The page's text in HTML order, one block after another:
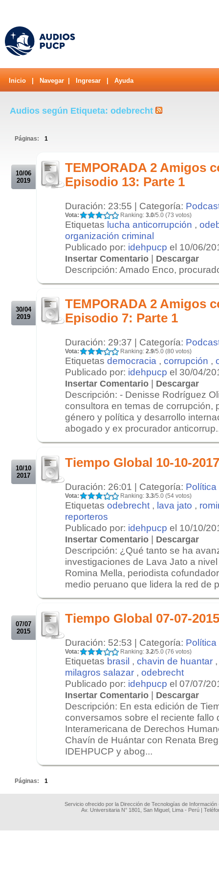
Inicio Navegar Ingresar Ayuda
Audios según Etiqueta: odebrecht
Páginas: 1
10/06
2019
TEMPORADA 2 Amigos
Episodio 13: Parte 1
Duración: 23:55 | Categoría:
Vota: Ranking: 3.0/5.0 (73 votos)
Etiquetas lucha anticorrupción ,
organización criminal
Publicado por: idehpucp el 10/06/
Insertar Comentario | Descargar
Descripción: Amado Enco,
30/04
2019
TEMPORADA 2 Amigos
Episodio 7: Parte 1
Duración: 29:37 | Categoría:
Vota: Ranking: 2.9/5.0 (80 votos)
Etiquetas democracia , corrupción ,
Publicado por: idehpucp el 30/04/
Insertar Comentario | Descargar
Descripción: - Denisse Rodríguez
consultora en temas de corrupción,
género y política y desarrollo
abogado y ex procurador
10/10
2017
Tiempo Global 10-10-
Duración: 26:01 | Categoría: Política
Vota: Ranking: 3.3/5.0 (54 votos)
Etiquetas odebrecht , lava jato ,
reporteros
Publicado por: idehpucp el 10/10/
Insertar Comentario | Descargar
Descripción: ¿Qué tanto se ha
investigaciones de Lava Jato a
Romina Mella, periodista
medio peruano que lidera la red de
07/07
2015
Tiempo Global 07-07-2015
Duración: 52:53 | Categoría: Política
Vota: Ranking: 3.2/5.0 (76 votos)
Etiquetas brasil , chavin de huantar
milagros salazar , odebrecht
Publicado por: idehpucp el 07/07/
Insertar Comentario | Descargar
Descripción: En esta edición de
conversamos sobre el reciente fallo
Interamericana de Derechos
Chavín de Huántar con Renata
IDEHPUCP y abog...
Páginas: 1
Servicio ofrecido por la Dirección de Tecnologías de
Av. Universitaria N° 1801, San Miguel, Lima - Perú |